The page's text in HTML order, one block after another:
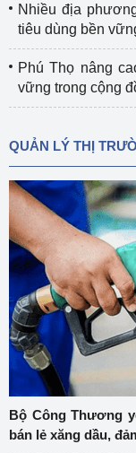
Nhiều địa
tiêu dùng bền
Phú Thọ nâng
vững trong cộng
QUẢN LÝ THỊ
Bộ Công Thương
bán lẻ xăng dầu,